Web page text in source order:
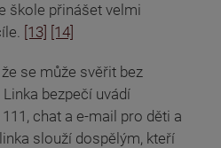
škole přinášet velmi
[13] [14]
se může svěřit bez
bezpečí uvádí
chat a e-mail pro děti a
slouží dospělým, kteří